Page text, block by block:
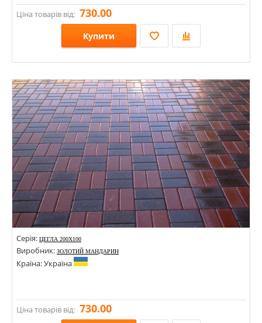
Ціна товарів від: 730.00
Купити
Розміри: 60х186;
Стилі:
Кольори:
Серія: ЦЕГЛА 200Х100
Виробник: ЗОЛОТИЙ МАНДАРИН
Країна: Україна
Ціна товарів від: 730.00